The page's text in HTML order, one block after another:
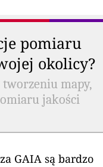
pomiaru
okolicy?
tworzeniu mapy,
jakości
GAIA są bardzo